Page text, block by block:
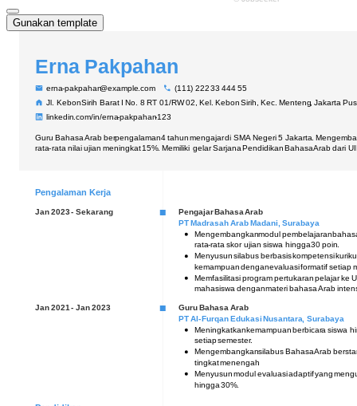
Gunakan template